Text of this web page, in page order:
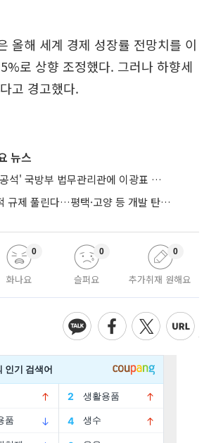
올해 세계 경제 성장률 전망치를 이
로 상향 조정했다. 그러나 하향세
고 경고했다.
뉴스
' 국방부 법무관리관에 이광표 변호사 내정
여의도 10배 면적 규제 풀린다…평택·고양 등 개발 탄력 기대
화나요
0
슬퍼요
0
추가취재 원해요
0